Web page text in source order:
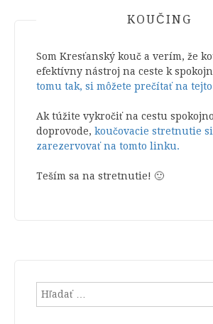
KOUČING
Som Kresťanský kouč a verím, že
efektívny nástroj na ceste k
tomu tak, si môžete prečítať na
Ak túžite vykročiť na cestu
doprovode, koučovacie stretnutie si
zarezervovať na tomto linku.
Teším sa na stretnutie! 🙂
Hľadať: